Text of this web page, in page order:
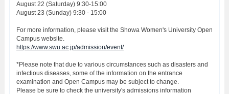
August 22 (Saturday) 9:30-15:00
August 23 (Sunday) 9:30 - 15:00
For more information, please visit the Showa Women's University Open
Campus website.
https://www.swu.ac.jp/admission/event/
*Please note that due to various circumstances such as disasters and
infectious diseases, some of the information on the entrance
examination and Open Campus may be subject to change.
Please be sure to check the university's admissions information